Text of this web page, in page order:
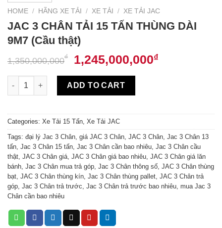
HOME / HÃNG XE TẢI / XE TẢI / XE TẢI JAC
JAC 3 CHÂN TẢI 15 TẤN THÙNG DÀI
9M7 (Cầu thật)
1,350,000,000₫ 1,245,000,000₫
JAC 3 CHÂN TẢI 15 TẤN THÙNG DÀI 9M7 (Cầu thật) quantity
ADD TO CART
Categories: Xe Tải 15 Tấn Xe Tải JAC
Tags: đại lý Jac 3 Chân giá JAC 3 Chân JAC 3 Chân Jac 3 Chân 13
tấn Jac 3 Chân 15 tấn Jac 3 Chân cần bao nhiêu Jac 3 Chân cầu
thật JAC 3 Chân giá JAC 3 Chân giá bao nhiêu JAC 3 Chân giá lăn
bánh Jac 3 Chân mua trả góp Jac 3 Chân thông số JAC 3 Chân thùng
bạt JAC 3 Chân thùng kín Jac 3 Chân thùng pallet JAC 3 Chân trả
góp Jac 3 Chân trả trước Jac 3 Chân trả trước bao nhiêu mua Jac 3
Chân cần bao nhiêu